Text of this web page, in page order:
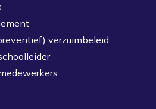
verzuimbeleid